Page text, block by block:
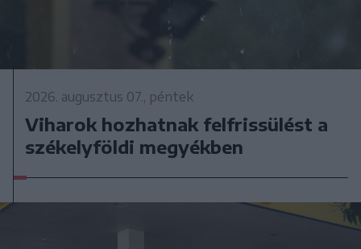
2026. augusztus 07., péntek
Viharok hozhatnak felfrissülést a
székelyföldi megyékben